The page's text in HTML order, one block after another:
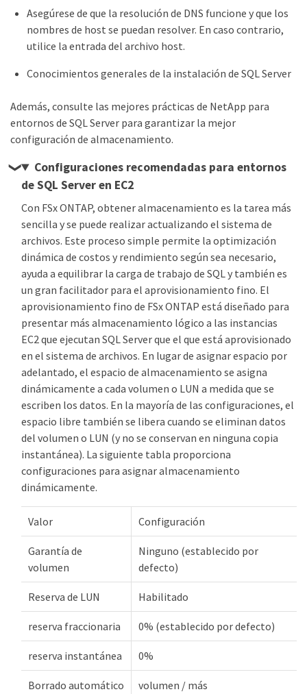
Asegúrese de que la resolución de DNS funcione y que los
nombres de host se puedan resolver. En caso contrario,
utilice la entrada del archivo host.
Conocimientos generales de la instalación de SQL Server
Además, consulte las mejores prácticas de NetApp para
entornos de SQL Server para garantizar la mejor
configuración de almacenamiento.
Configuraciones recomendadas para entornos
de SQL Server en EC2
Con FSx ONTAP, obtener almacenamiento es la tarea más
sencilla y se puede realizar actualizando el sistema de
archivos. Este proceso simple permite la optimización
dinámica de costos y rendimiento según sea necesario,
ayuda a equilibrar la carga de trabajo de SQL y también es
un gran facilitador para el aprovisionamiento fino. El
aprovisionamiento fino de FSx ONTAP está diseñado para
presentar más almacenamiento lógico a las instancias
EC2 que ejecutan SQL Server que el que está aprovisionado
en el sistema de archivos. En lugar de asignar espacio por
adelantado, el espacio de almacenamiento se asigna
dinámicamente a cada volumen o LUN a medida que se
escriben los datos. En la mayoría de las configuraciones, el
espacio libre también se libera cuando se eliminan datos
del volumen o LUN (y no se conservan en ninguna copia
instantánea). La siguiente tabla proporciona
configuraciones para asignar almacenamiento
dinámicamente.
Valor Configuración
Garantía de
volumen
Ninguno (establecido por
defecto)
Reserva de LUN Habilitado
reserva fraccionaria 0% (establecido por defecto)
reserva instantánea 0%
Borrado automático
volumen / más